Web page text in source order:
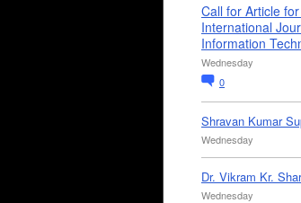
Call for Article
International
Information
Wednesday
0
Shravan Kumar
Wednesday
Dr. Vikram Kr.
Wednesday